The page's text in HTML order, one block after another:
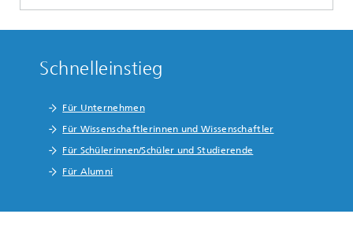
Schnelleinstieg
Für Unternehmen
Für Wissenschaftlerinnen und Wissenschaftler
Für Schülerinnen/Schüler und Studierende
Für Alumni